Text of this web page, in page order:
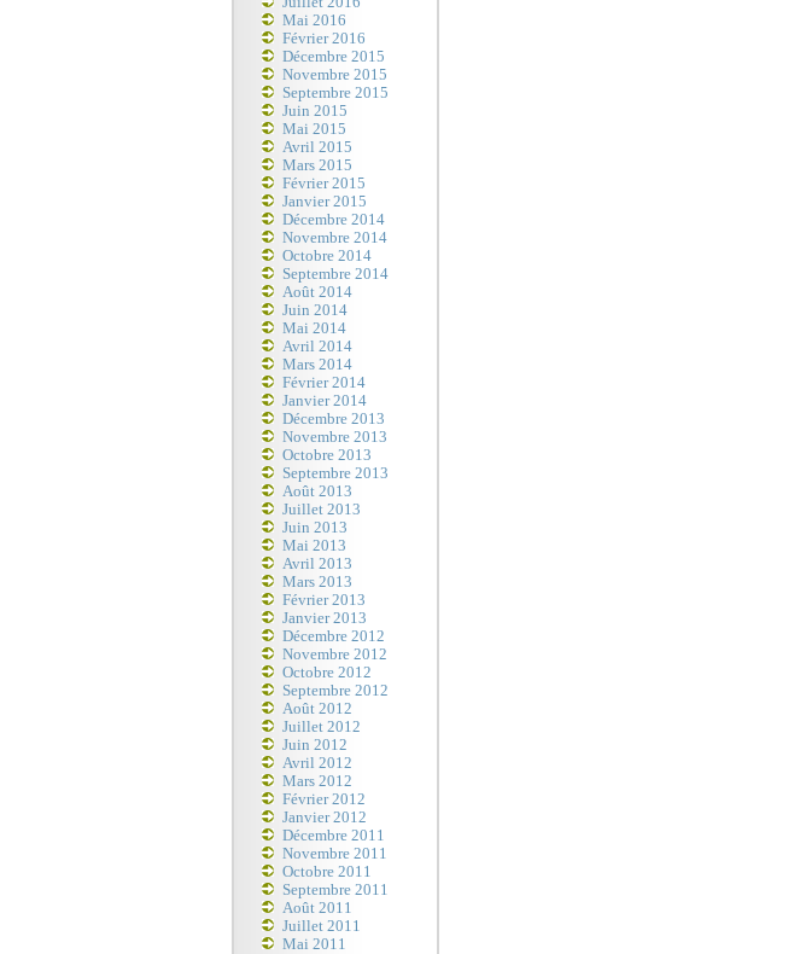
Mai 2016
Février 2016
Décembre 2015
Novembre 2015
Septembre 2015
Juin 2015
Mai 2015
Avril 2015
Mars 2015
Février 2015
Janvier 2015
Décembre 2014
Novembre 2014
Octobre 2014
Septembre 2014
Août 2014
Juin 2014
Mai 2014
Avril 2014
Mars 2014
Février 2014
Janvier 2014
Décembre 2013
Novembre 2013
Octobre 2013
Septembre 2013
Août 2013
Juillet 2013
Juin 2013
Mai 2013
Avril 2013
Mars 2013
Février 2013
Janvier 2013
Décembre 2012
Novembre 2012
Octobre 2012
Septembre 2012
Août 2012
Juillet 2012
Juin 2012
Avril 2012
Mars 2012
Février 2012
Janvier 2012
Décembre 2011
Novembre 2011
Octobre 2011
Septembre 2011
Août 2011
Juillet 2011
Mai 2011